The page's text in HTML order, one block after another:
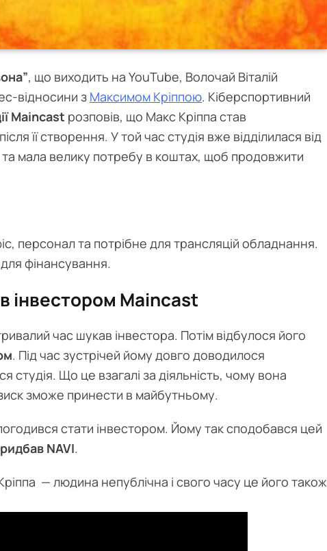
, що виходить на YouTube, Волочай Віталій
відносини з Максимом Кріппою. Кіберспортивний
Maincast розповів, що Макс Кріппа став
її створення. У той час студія вже відділилася від
мала велику потребу в коштах, щоб продовжити
персонал та потрібне для трансляцій обладнання.
фінансування.
інвестором Maincast
час шукав інвестора. Потім відбулося його
. Під час зустрічей йому довго доводилося
студія. Що це взагалі за діяльність, чому вона
зможе принести в майбутньому.
стати інвестором. Йому так сподобався цей
NAVI.
— людина непублічна і свого часу це його також